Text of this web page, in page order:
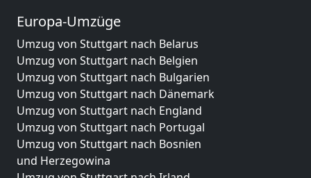
Europa-Umzüge
Umzug von Stuttgart nach Belarus
Umzug von Stuttgart nach Belgien
Umzug von Stuttgart nach Bulgarien
Umzug von Stuttgart nach Dänemark
Umzug von Stuttgart nach England
Umzug von Stuttgart nach Portugal
Umzug von Stuttgart nach Bosnien
und Herzegowina